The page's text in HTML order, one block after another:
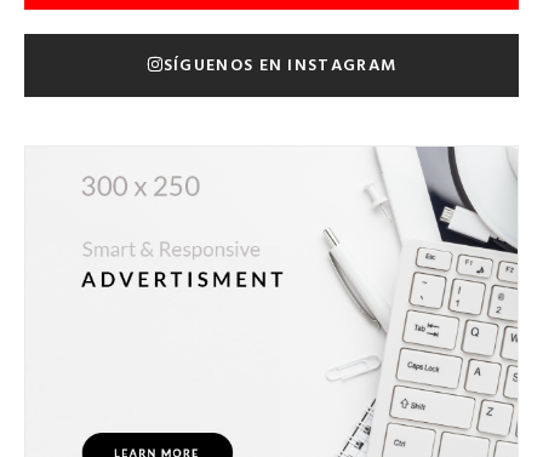
SÍGUENOS EN INSTAGRAM